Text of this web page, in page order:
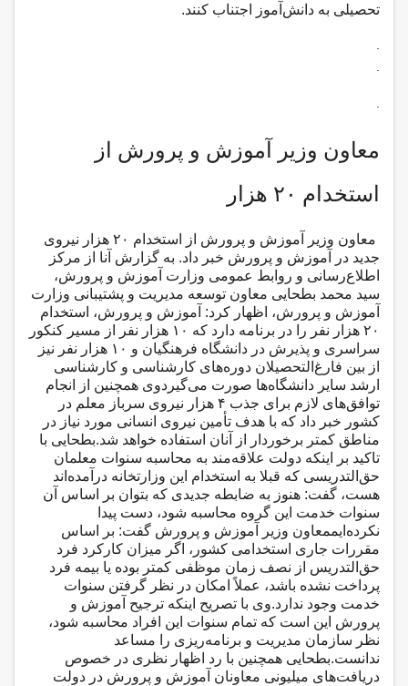
تحصیلی به دانش‌آموز اجتناب کنند.
معاون وزیر آموزش و پرورش از
استخدام ۲۰ هزار
معاون وزیر آموزش و پرورش از استخدام ۲۰ هزار نیروی
جدید در آموزش و پرورش خبر داد. به گزارش آنا از مرکز
اطلاع‌رسانی و روابط عمومی وزارت آموزش و پرورش،
سید محمد بطحایی معاون توسعه مدیریت و پشتیبانی وزارت
آموزش و پرورش، اظهار کرد: آموزش و پرورش، استخدام
۲۰ هزار نفر را در برنامه دارد که ۱۰ هزار نفر از مسیر کنکور
سراسری و پذیرش در دانشگاه فرهنگیان و ۱۰ هزار نفر نیز
از بین فارغ‌التحصیلان دوره‌های کارشناسی و کارشناسی
ارشد سایر دانشگاه‌ها صورت می‌گیردوی همچنین از انجام
توافق‌‌های لازم برای جذب ۴ هزار نیروی سرباز معلم در
کشور خبر داد که با هدف تأمین نیروی انسانی مورد نیاز در
مناطق کمتر برخوردار از آنان استفاده خواهد شد.بطحایی با
تاکید بر اینکه دولت علاقه‌مند به محاسبه سنوات معلمان
حق‌التدریسی که قبلا به استخدام این وزارتخانه درآمده‌اند
هست، گفت: هنوز به ضابطه‌ جدیدی که بتوان بر اساس آن
سنوات خدمت این گروه محاسبه شود، دست‌ پیدا
نکرده‌ایممعاون وزیر آموزش و پرورش گفت: بر اساس
مقررات جاری استخدامی کشور، اگر میزان کارکرد فرد
حق‌التدریس از نصف زمان موظفی کمتر بوده یا بیمه فرد
پرداخت نشده باشد، عملاً امکان در نظر گرفتن سنوات
خدمت وجود ندارد.وی با تصریح اینکه ترجیح آموزش و
پرورش این است که تمام سنوات این افراد محاسبه شود،
نظر سازمان مدیریت و برنامه‌ریزی را مساعد
ندانست.بطحایی همچنین با رد اظهار نظری در خصوص
دریافت‌های میلیونی معاونان آموزش و پرورش در دولت